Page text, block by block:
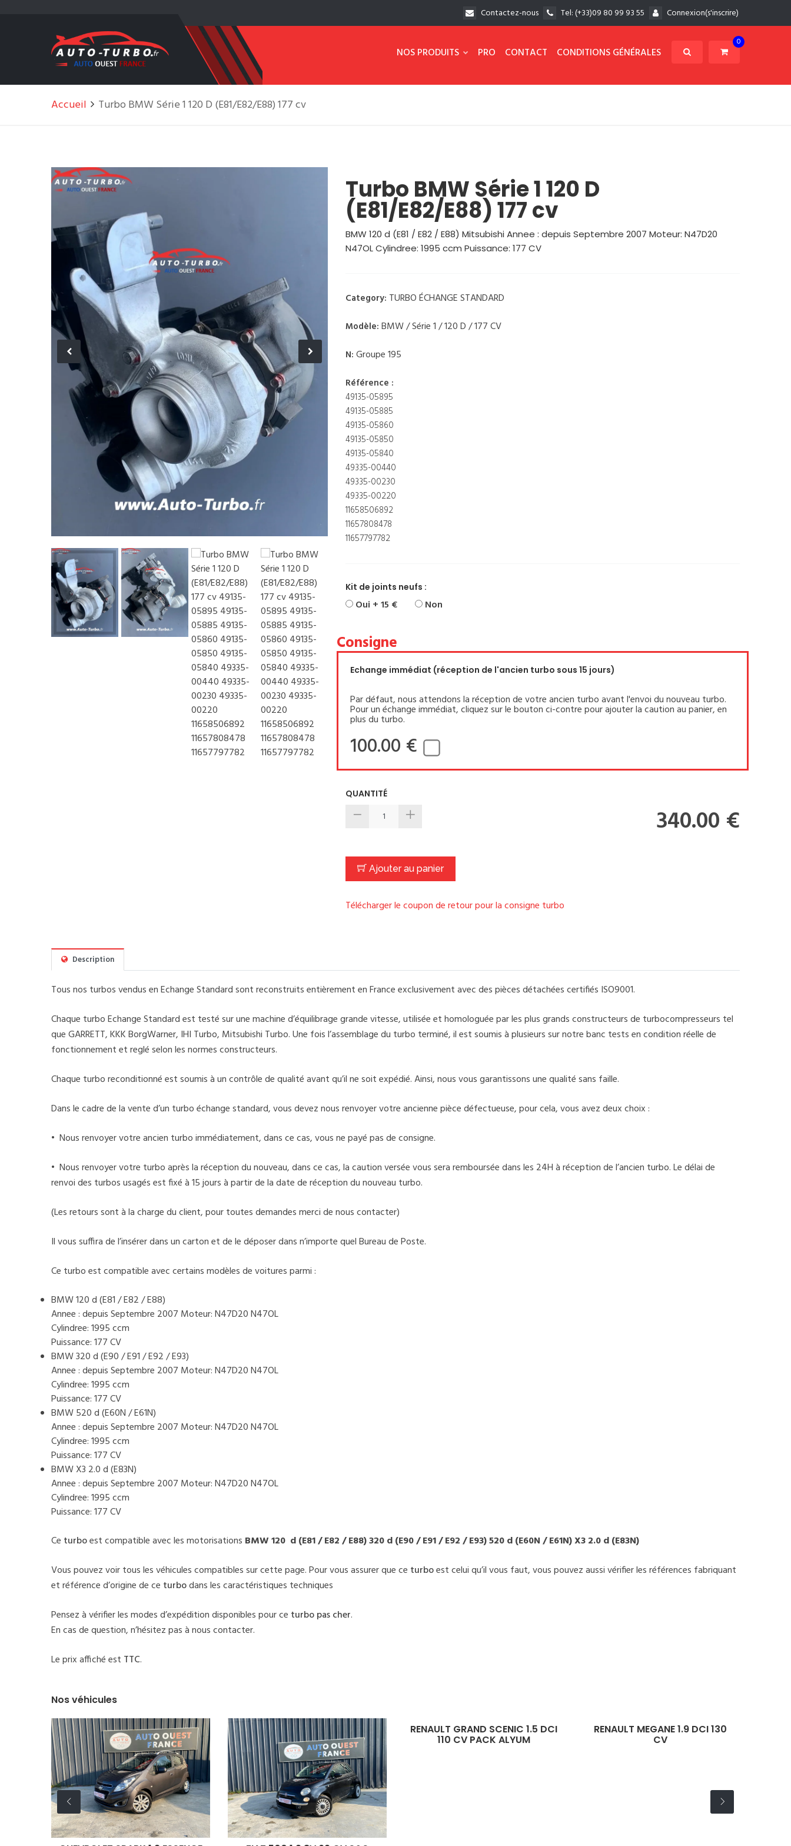
Contactez-nous Tel:(+33)09 80 99 93 55 Connexion(s'inscrire)
0
NOS PRODUITS PRO CONTACT CONDITIONS GÉNÉRALES
Accueil Turbo BMW Série 1 120 D (E81/E82/E88) 177 cv
Turbo BMW Série 1 120 D
(E81/E82/E88) 177 cv
BMW 120 d (E81 / E82 / E88) Mitsubishi Annee : depuis Septembre 2007 Moteur: N47D20
N47OL Cylindree: 1995 ccm Puissance: 177 CV
Category: TURBO ÉCHANGE STANDARD
Modèle: BMW / Série 1 / 120 D / 177 CV
N: Groupe 195
Référence :
49135-05895
49135-05885
49135-05860
49135-05850
49135-05840
49335-00440
49335-00230
49335-00220
11658506892
11657808478
11657797782
Kit de joints neufs :
Oui + 15 € Non
Consigne
Echange immédiat (réception de l'ancien turbo sous 15 jours)
Par défaut, nous attendons la réception de votre ancien turbo avant l'envoi du nouveau turbo.
Pour un échange immédiat, cliquez sur le bouton ci-contre pour ajouter la caution au panier, en
plus du turbo.
100.00 €
QUANTITÉ
340.00 €
Ajouter au panier
Télécharger le coupon de retour pour la consigne turbo
Description
Tous nos turbos vendus en Echange Standard sont reconstruits entièrement en France exclusivement avec des pièces détachées certifiés ISO9001.
Chaque turbo Echange Standard est testé sur une machine d’équilibrage grande vitesse, utilisée et homologuée par les plus grands constructeurs de turbocompresseurs tel
que GARRETT, KKK BorgWarner, IHI Turbo, Mitsubishi Turbo. Une fois l’assemblage du turbo terminé, il est soumis à plusieurs sur notre banc tests en condition réelle de
fonctionnement et reglé selon les normes constructeurs.
Chaque turbo reconditionné est soumis à un contrôle de qualité avant qu’il ne soit expédié. Ainsi, nous vous garantissons une qualité sans faille.
Dans le cadre de la vente d’un turbo échange standard, vous devez nous renvoyer votre ancienne pièce défectueuse, pour cela, vous avez deux choix :
• Nous renvoyer votre ancien turbo immédiatement, dans ce cas, vous ne payé pas de consigne.
• Nous renvoyer votre turbo après la réception du nouveau, dans ce cas, la caution versée vous sera remboursée dans les 24H à réception de l’ancien turbo. Le délai de
renvoi des turbos usagés est fixé à 15 jours à partir de la date de réception du nouveau turbo.
(Les retours sont à la charge du client, pour toutes demandes merci de nous contacter)
Il vous suffira de l’insérer dans un carton et de le déposer dans n’importe quel Bureau de Poste.
Ce turbo est compatible avec certains modèles de voitures parmi :
BMW 120 d (E81 / E82 / E88)
Annee : depuis Septembre 2007 Moteur: N47D20 N47OL
Cylindree: 1995 ccm
Puissance: 177 CV
BMW 320 d (E90 / E91 / E92 / E93)
Annee : depuis Septembre 2007 Moteur: N47D20 N47OL
Cylindree: 1995 ccm
Puissance: 177 CV
BMW 520 d (E60N / E61N)
Annee : depuis Septembre 2007 Moteur: N47D20 N47OL
Cylindree: 1995 ccm
Puissance: 177 CV
BMW X3 2.0 d (E83N)
Annee : depuis Septembre 2007 Moteur: N47D20 N47OL
Cylindree: 1995 ccm
Puissance: 177 CV
Ce turboest compatible avec les motorisations BMW 120 d (E81 / E82 / E88) 320 d (E90 / E91 / E92 / E93) 520 d (E60N / E61N) X3 2.0 d (E83N)
Vous pouvez voir tous les véhicules compatibles sur cette page. Pour vous assurer que ce turboest celui qu’il vous faut, vous pouvez aussi vérifier les références fabriquant
et référence d’origine de ce turbodans les caractéristiques techniques
Pensez à vérifier les modes d’expédition disponibles pour ce turbo pas cher.
En cas de question, n’hésitez pas à nous contacter.
Le prix affiché est TTC.
Nos véhicules
RENAULT GRAND SCENIC 1.5 DCI
110 CV PACK ALYUM
RENAULT MEGANE 1.9 DCI 130